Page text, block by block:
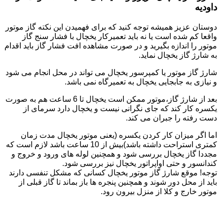
داودیه
دوستان عزیز همیشه توجه کنید که برای فهمیدن این نکته گاز موتور
واقعا کم شده است یا نه باید تعمیرکار یخچال با فشار سنج گاز
موتور را اندازه بگیرید و در صورت مشاهده افت فشار گاز باید اقدام
به شارژ گاز یخچال نماید.
شارژ گاز موتور یا کمپرسور یخچال می تواند در محل انجام می شود
و نیازی به جابجایی یخچال به تعمیرگاه نمی باشد.
بعد از شارژ گاز،موتور ممکن است یخچال تا 6 ساعت هم به صورت
یکسره کار کند که جای نگرانی نیست و یخچال دارد سرمای از
دست رفته را جبران می کند.
اما اگر میزان کار کردن یکسره (یعنی موتور یخچال مدت زمان
کمتری استراحت داشته باشد)بیش از 10 ساعت باشد لازم است که
مجددا گاز یخچال بررسی شود و همچنین لوله های ورود و خروج و
کندانسور و حتی اواپراتور یخچال نیز بررسی شود.
توجه! موقع شارژ گاز موتور یخچال کسانی که مشکل تنفسی دارند
باید از محل دور شوند و همچنین پنجره ها باز بماند تا گاز قبلی از
موتور خارج و کلا از منزل بیرون رود.